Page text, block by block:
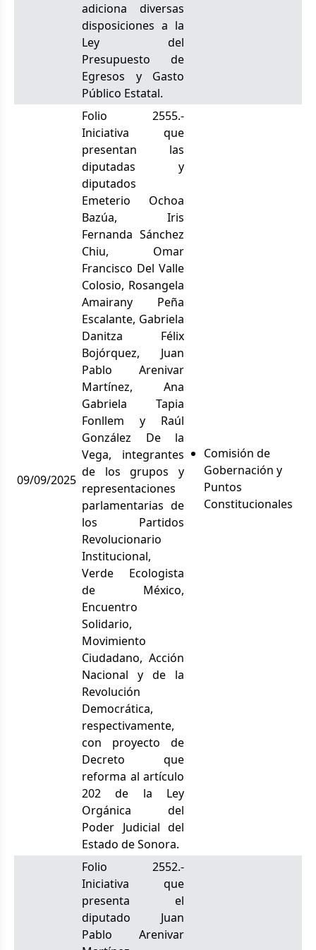
adiciona diversas
disposiciones a la
Ley del
Presupuesto de
Egresos y Gasto
Público Estatal.
09/09/2025
Folio 2555.-
Iniciativa que
presentan las
diputadas y
diputados
Emeterio Ochoa
Bazúa, Iris
Fernanda Sánchez
Chiu, Omar
Francisco Del Valle
Colosio, Rosangela
Amairany Peña
Escalante, Gabriela
Danitza Félix
Bojórquez, Juan
Pablo Arenivar
Martínez, Ana
Gabriela Tapia
Fonllem y Raúl
González De la
Vega, integrantes
de los grupos y
representaciones
parlamentarias de
los Partidos
Revolucionario
Institucional,
Verde Ecologista
de México,
Encuentro
Solidario,
Movimiento
Ciudadano, Acción
Nacional y de la
Revolución
Democrática,
respectivamente,
con proyecto de
Decreto que
reforma al artículo
202 de la Ley
Orgánica del
Poder Judicial del
Estado de Sonora.
Comisión de
Gobernación y
Puntos
Constitucionales
Folio 2552.-
Iniciativa que
presenta el
diputado Juan
Pablo Arenivar